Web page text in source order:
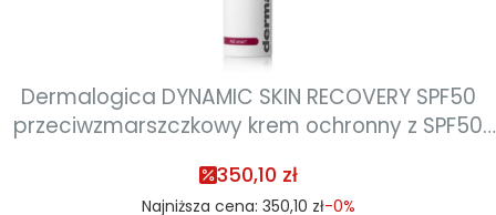
Dermalogica DYNAMIC SKIN RECOVERY SPF50
przeciwzmarszczkowy krem ochronny z SPF50
350,10 zł
Najniższa cena: 350,10 zł-0%